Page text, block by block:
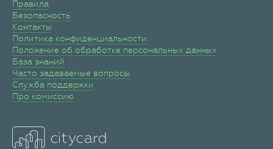
Правила
Безопасность
Контакты
Политика конфиденциальности
Положение об обработке персональных данных
База знаний
Часто задаваемые вопросы
Служба поддержки
Про комиссию